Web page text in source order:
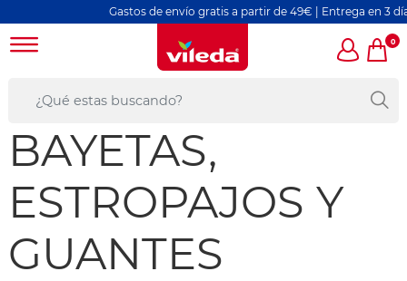
Gastos de envío gratis a partir de 49€ | Entrega en 3 días
0
BAYETAS,
ESTROPAJOS Y
GUANTES